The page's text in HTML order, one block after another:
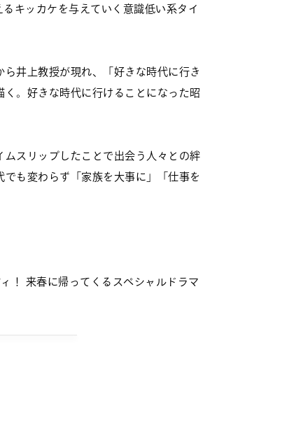
キッカケを与えていく意識低い系タイ
井上教授が現れ、「好きな時代に行き
。好きな時代に行けることになった昭
スリップしたことで出会う人々との絆
も変わらず「家族を大事に」「仕事を
！ 来春に帰ってくるスペシャルドラマ